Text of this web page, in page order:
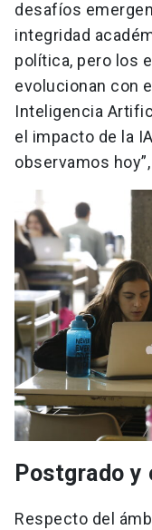
desafíos
integridad
política, pero los
evolucionan con
Inteligencia
el impacto de la
observamos
Postgrado
Respecto del